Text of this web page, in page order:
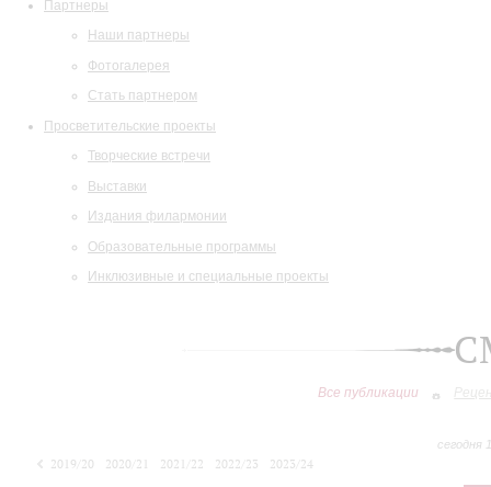
Партнеры
Наши партнеры
Фотогалерея
Стать партнером
Просветительские проекты
Творческие встречи
Выставки
Издания филармонии
Образовательные программы
Инклюзивные и специальные проекты
Все публикации
сегодня
2019/20 2020/21 2021/22 2022/23
2023/24